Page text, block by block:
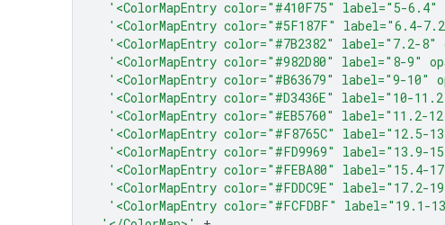
'<ColorMapEntry color="#410F75" label="5-
'<ColorMapEntry color="#5F187F" label="6.4-
'<ColorMapEntry color="#7B2382" label="7.2-
'<ColorMapEntry color="#982D80" label="8-9"
'<ColorMapEntry color="#B63679" label="9-
'<ColorMapEntry color="#D3436E" label="10-
'<ColorMapEntry color="#EB5760"
'<ColorMapEntry color="#F8765C"
'<ColorMapEntry color="#FD9969"
'<ColorMapEntry color="#FEBA80"
'<ColorMapEntry color="#FDDC9E"
'<ColorMapEntry color="#FCFDBF"